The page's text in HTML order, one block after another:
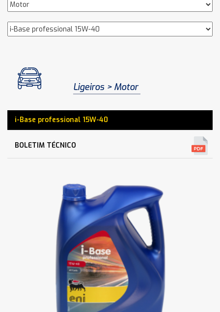
Ligeiros Motor
i-Base professional 15W-40
BOLETIM TÉCNICO